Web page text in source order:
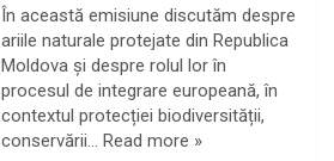
În această emisiune discutăm despre
ariile naturale protejate din Republica
Moldova și despre rolul lor în
procesul de integrare europeană, în
contextul protecției biodiversității,
conservării… Read more »